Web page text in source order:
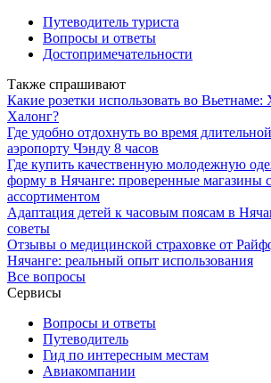
Путеводитель туриста
Вопросы и ответы
Достопримечательности
Также спрашивают
Какие розетки использовать во
Халонг?
Где удобно отдохнуть во время
аэропорту Чэнду 8 часов
Где купить качественную молодежную
форму в Нячанге: проверенные магазины
ассортиментом
Адаптация детей к часовым поясам в
советы
Отзывы о медицинской страховке от
Нячанге: реальный опыт использования
Все вопросы
Сервисы
Вопросы и ответы
Путеводитель
Гид по интересным местам
Авиакомпании